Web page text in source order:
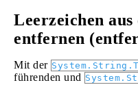
Leerzeichen
entfernen
Mit der
führenden und